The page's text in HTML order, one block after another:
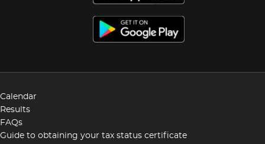
Calendar
Results
FAQs
Guide to obtaining your tax status certificate